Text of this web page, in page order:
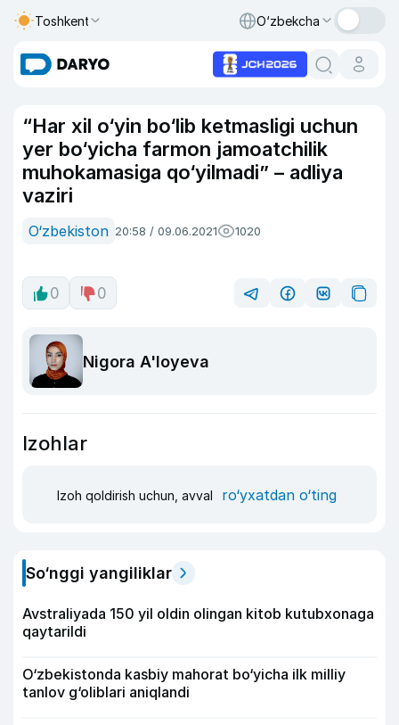
Toshkent O‘zbekcha
“Har xil o‘yin bo‘lib ketmasligi uchun
yer bo‘yicha farmon jamoatchilik
muhokamasiga qo‘yilmadi” – adliya
vaziri
O‘zbekiston 20:58 / 09.06.2021 1020
0 0
Nigora A'loyeva
Izohlar
Izoh qoldirish uchun, avval ro‘yxatdan o‘ting
So‘nggi yangiliklar
Avstraliyada 150 yil oldin olingan kitob kutubxonaga
qaytarildi
O‘zbekistonda kasbiy mahorat bo‘yicha ilk milliy
tanlov g‘oliblari aniqlandi